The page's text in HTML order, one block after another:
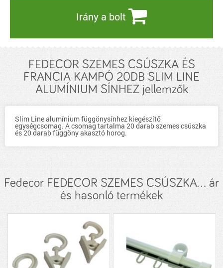
Irány a bolt
FEDECOR SZEMES CSÚSZKA ÉS
FRANCIA KAMPÓ 20DB SLIM LINE
ALUMÍNIUM SÍNHEZ jellemzők
Slim Line alumínium függönysínhez kiegészítő
egységcsomag. A csomag tartalma 20 darab szemes csúszka
és 20 darab függöny akasztó horog.
Fedecor FEDECOR SZEMES CSÚSZKA... ár
és hasonló termékek